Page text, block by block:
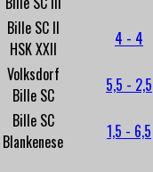
Bille SC II
HSK XXII
4 - 4
Volksdorf
Bille SC
5,5 - 2,5
Bille SC
Blankenese
1,5 - 6,5